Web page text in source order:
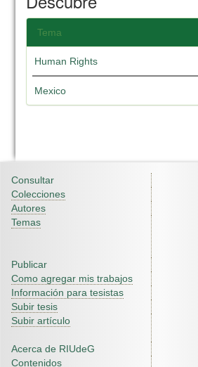
Tema
Human Rights
Mexico
Consultar
Colecciones
Autores
Temas
Publicar
Como agregar mis trabajos
Información para tesistas
Subir tesis
Subir artículo
Acerca de RIUdeG
Contenidos